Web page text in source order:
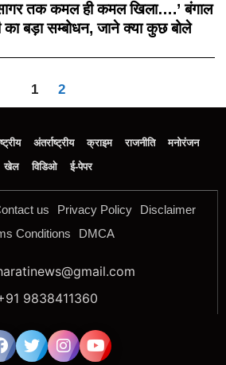
तक कमल ही कमल खिला….’ बंगाल
बड़ा सम्बोधन, जाने क्या कुछ बोले
1 2
अंतर्राष्ट्रीय क्राइम राजनीति
मनोरंजन
खेल
विडिओ ई-पेपर
us Privacy Policy
Disclaimer
Conditions
DMCA
9838411360